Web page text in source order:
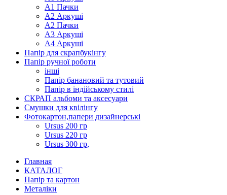
А1 Пачки
А2 Аркуші
А2 Пачки
А3 Аркуші
А4 Аркуші
Папір для скрапбукінгу
Папір ручної роботи
інші
Папір банановий та тутовий
Папір в індійському стилі
СКРАП альбоми та аксесуари
Смушки для квілінгу
Фотокартон,папери дизайнерські
Ursus 200 гр
Ursus 220 гр
Ursus 300 гр,
Главная
КАТАЛОГ
Папір та картон
Металіки